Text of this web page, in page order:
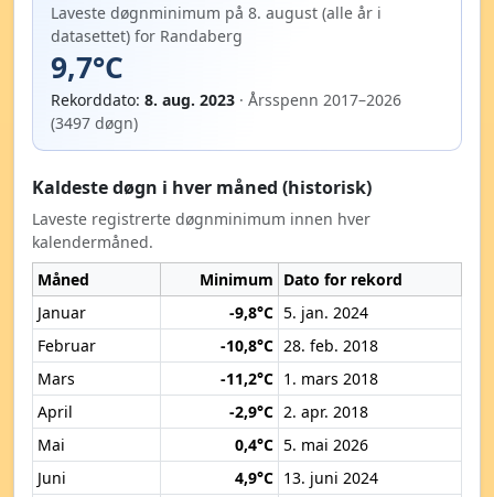
Laveste døgnminimum på 8. august (alle år i
datasettet) for Randaberg
9,7°C
Rekorddato: 8. aug. 2023 · Årsspenn 2017–2026
(3497 døgn)
Kaldeste døgn i hver måned (historisk)
Laveste registrerte døgnminimum innen hver
kalendermåned.
Måned
Minimum Dato for rekord
Januar
-9,8°C 5. jan. 2024
Februar
-10,8°C 28. feb. 2018
Mars
-11,2°C 1. mars 2018
April
-2,9°C 2. apr. 2018
Mai
0,4°C 5. mai 2026
Juni
4,9°C 13. juni 2024